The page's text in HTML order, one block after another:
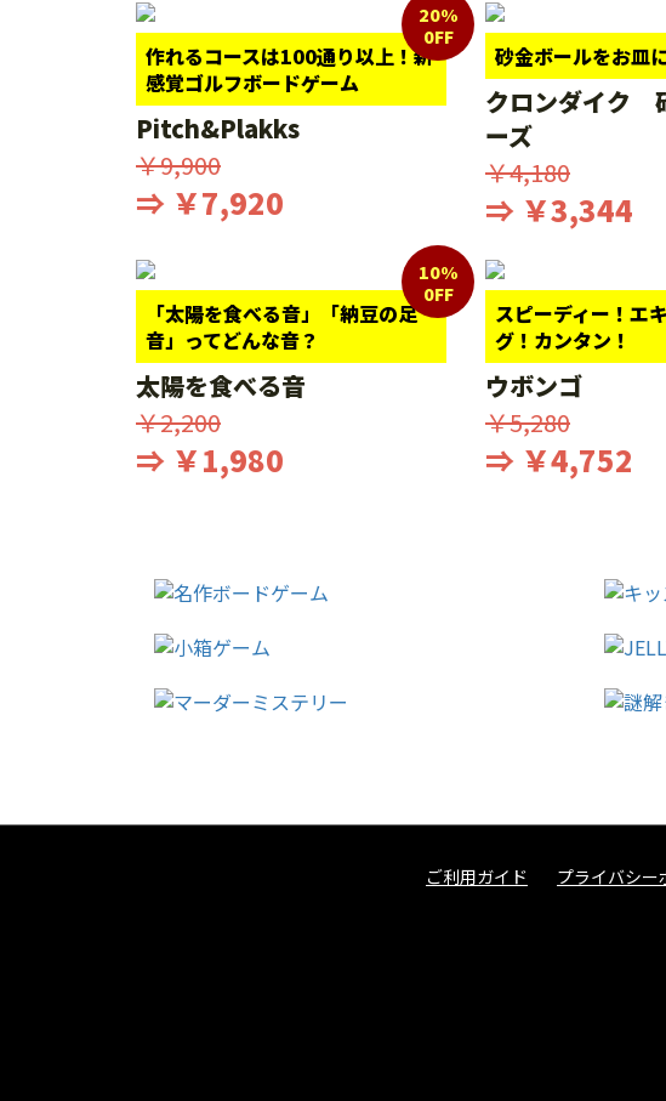
作れるコースは100通り以上！新
感覚ゴルフボードゲーム
20%
0FF
Pitch&Plakks
￥9,900
⇒ ￥7,920
砂金ボールをお皿
クロンダイク
ーズ
￥4,180
⇒ ￥3,344
「太陽を食べる音」「納豆の足
音」ってどんな音？
10%
0FF
太陽を食べる音
￥2,200
⇒ ￥1,980
スピーディー！エ
グ！カンタン！
ウボンゴ
￥5,280
⇒ ￥4,752
ご利用ガイド プライバシー